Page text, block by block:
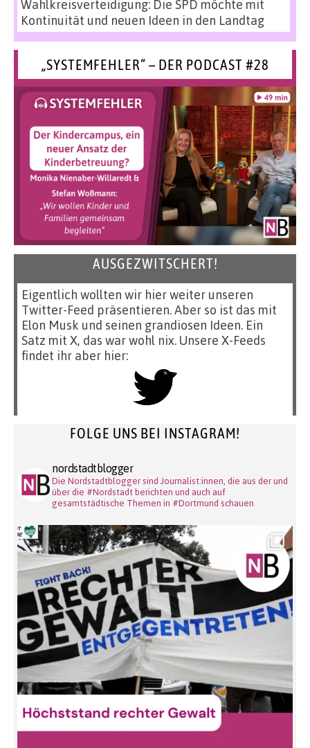
Wahlkreisverteidigung: Die SPD möchte mit
Kontinuität und neuen Ideen in den Landtag
„SYSTEMFEHLER“ – DER PODCAST #28
AUSGEZWITSCHERT!
Eigentlich wollten wir hier weiter unseren
Twitter-Feed präsentieren. Aber so ist das mit
Elon Musk und seinen grandiosen Ideen. Ein
Satz mit X, das war wohl nix. Unsere X-Feeds
findet ihr aber hier:
FOLGE UNS BEI INSTAGRAM!
nordstadtblogger
Die Nordstadtblogger sind Journalist:innen, die aus der und
über die #Nordstadt berichten und auch auf
gesamtstädtische Themen in #Dortmund schauen